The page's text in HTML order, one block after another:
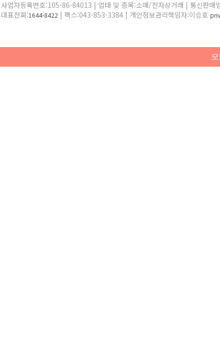
사업자등록번호:105-86-84013 | 업태 및 종목:소매/전자상거래 | 통신판매
대표전화:1644-8422 | 팩스:043-853-3384 | 개인정보관리책임자:이승호